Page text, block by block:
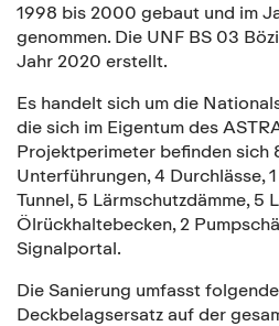
1998 bis 2000 gebaut und im
genommen. Die UNF BS 03
Jahr 2020 erstellt.
Es handelt sich um die
die sich im Eigentum des
Projektperimeter befinden sich
Unterführungen, 4 Durchlässe,
Tunnel, 5 Lärmschutzdämme, 5
Ölrückhaltebecken, 2
Signalportal.
Die Sanierung umfasst
Deckbelagsersatz auf der